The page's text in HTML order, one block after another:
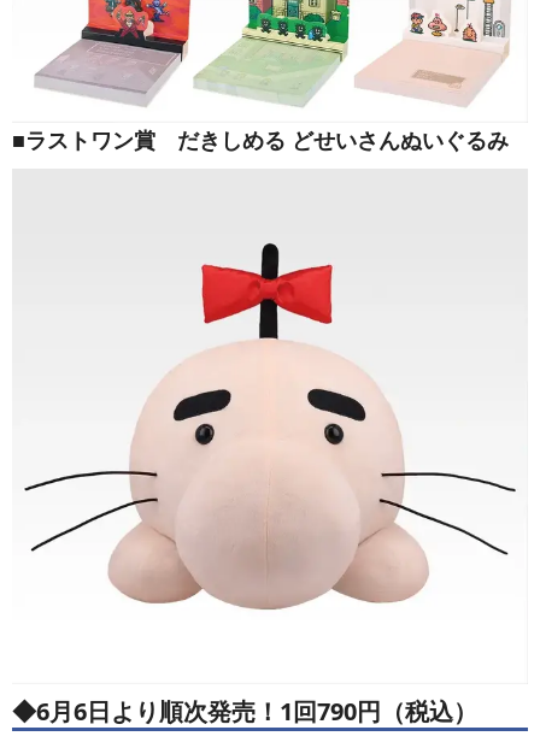
■ラストワン賞 だきしめる どせいさんぬいぐるみ
◆6月6日より順次発売！1回790円（税込）